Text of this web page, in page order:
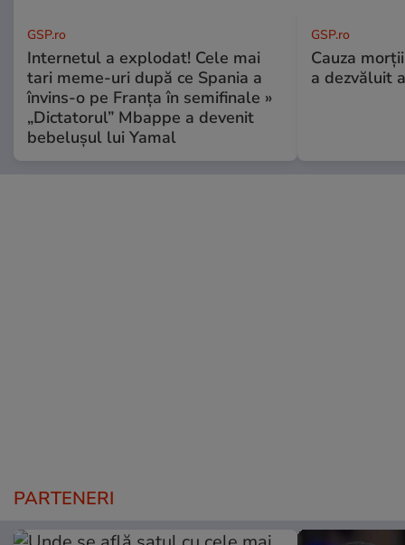
GSP.ro
Internetul a explodat! Cele mai
tari meme-uri după ce Spania a
învins-o pe Franța în semifinale »
„Dictatorul” Mbappe a devenit
bebelușul lui Yamal
GSP.ro
Cauza
a dezvăluit
PARTENERI